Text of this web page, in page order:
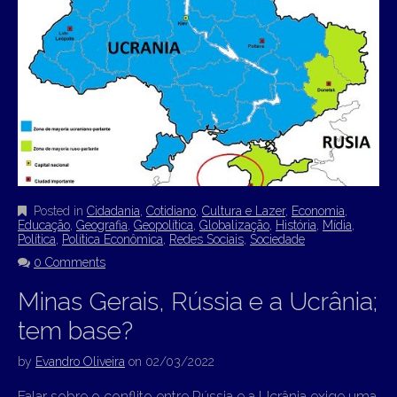
Posted in Cidadania Cotidiano Cultura e Lazer, Economia
Educação Geografia Geopolítica Globalização História Mídia
Política Política Econômica Redes Sociais Sociedade
0 Comments
Minas Gerais, Rússia e a Ucrânia;
tem base?
by Evandro Oliveira on 02/03/2022